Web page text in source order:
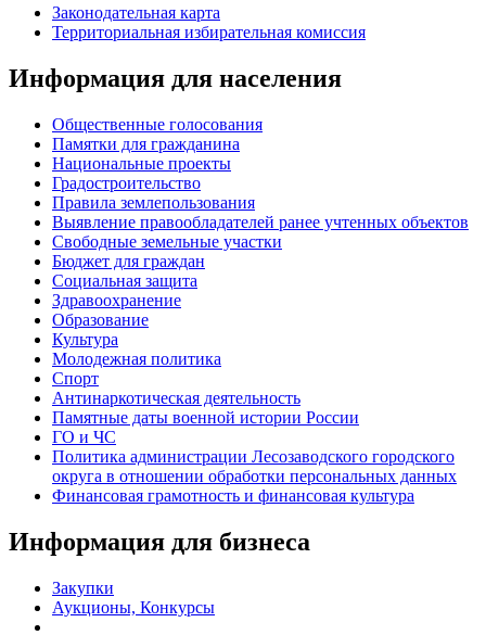
Законодательная карта
Территориальная избирательная комиссия
Информация для населения
Общественные голосования
Памятки для гражданина
Национальные проекты
Градостроительство
Правила землепользования
Выявление правообладателей ранее учтенных объектов
Свободные земельные участки
Бюджет для граждан
Социальная защита
Здравоохранение
Образование
Культура
Молодежная политика
Спорт
Антинаркотическая деятельность
Памятные даты военной истории России
ГО и ЧС
Политика администрации Лесозаводского городского
округа в отношении обработки персональных данных
Финансовая грамотность и финансовая культура
Информация для бизнеса
Закупки
Аукционы, Конкурсы